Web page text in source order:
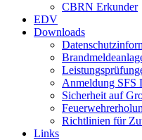
CBRN Erkunder
EDV
Downloads
Anmeldung SFS
Sicherheit auf
Richtlinien für
Links